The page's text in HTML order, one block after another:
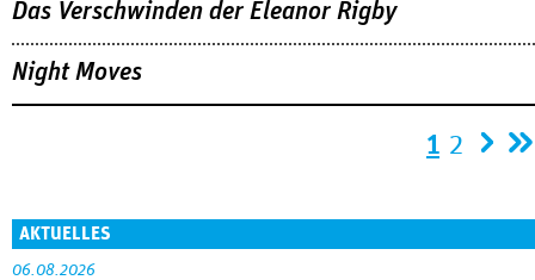
Das Verschwinden der Eleanor Rigby
Night Moves
1 2
AKTUELLES
06.08.2026